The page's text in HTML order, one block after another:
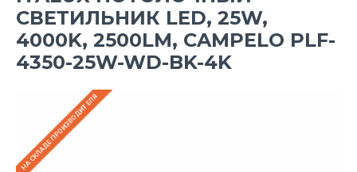
СВЕТИЛЬНИК LED, 25W,
4000K, 2500LM, CAMPELO PLF-
4350-25W-WD-BK-4K
НА СКЛАДЕ ПРОИЗВОДИТЕЛЯ